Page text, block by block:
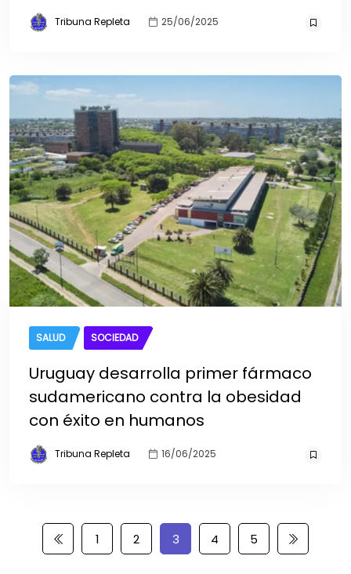
Tribuna Repleta 25/06/2025
SALUD SOCIEDAD
Uruguay desarrolla primer fármaco
sudamericano contra la obesidad
con éxito en humanos
Tribuna Repleta 16/06/2025
1 2 3 4 5